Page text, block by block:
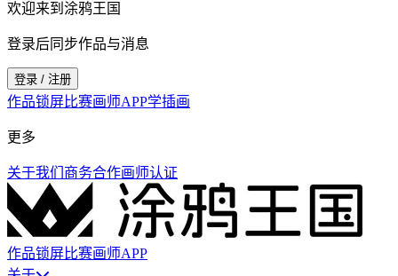
欢迎来到涂鸦王国
登录后同步作品与消息
登录 / 注册
作品锁屏比赛画师APP学插画
更多
关于我们 商务合作画师认证
作品锁屏比赛画师APP